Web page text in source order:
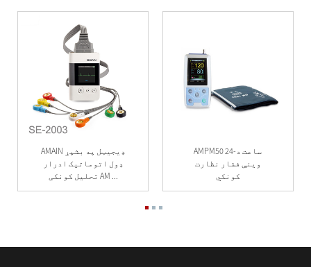
AMAIN ډیجیټل په بشپړ
ډول اتوماتیک ادرار
تحلیل کونکی AM ...
AMPM50 24-ساعت د
وینې فشار نظارت
کونکي